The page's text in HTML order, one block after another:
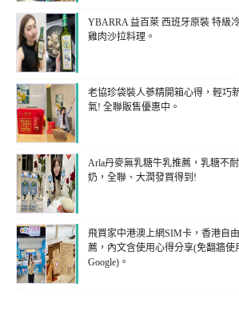
YBARRA 益百萊 西班牙原裝 特級
雞肉沙拉料理。
老協珍袋裝人蔘精開箱心得，輕巧
氣! 全聯販售優惠中。
Arla丹麥無乳糖牛乳推薦，乳糖不
奶，全聯、大潤發買得到!
飛買家中港澳上網SIM卡，香港自
薦，內文含使用心得分享(免翻牆使
Google)。